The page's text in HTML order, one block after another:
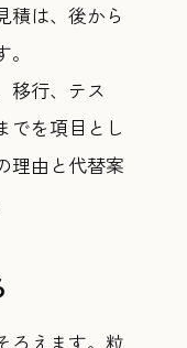
積は、後から
移行、テス
でを項目とし
理由と代替案
ろえます。粒